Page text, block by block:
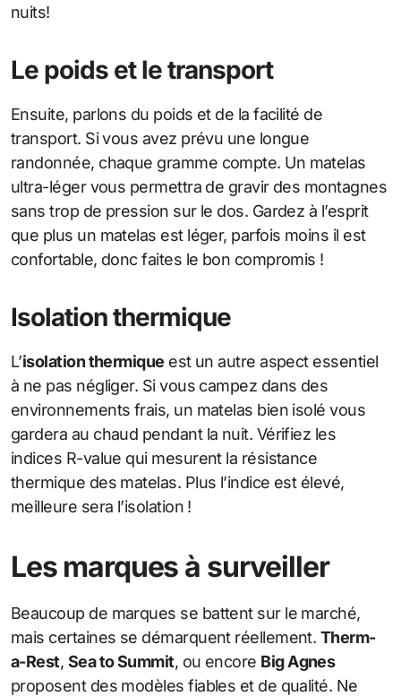
nuits!
Le poids et le transport
Ensuite, parlons du poids et de la facilité de
transport. Si vous avez prévu une longue
randonnée, chaque gramme compte. Un matelas
ultra-léger vous permettra de gravir des montagnes
sans trop de pression sur le dos. Gardez à l’esprit
que plus un matelas est léger, parfois moins il est
confortable, donc faites le bon compromis !
Isolation thermique
L’isolation thermique est un autre aspect essentiel
à ne pas négliger. Si vous campez dans des
environnements frais, un matelas bien isolé vous
gardera au chaud pendant la nuit. Vérifiez les
indices R-value qui mesurent la résistance
thermique des matelas. Plus l’indice est élevé,
meilleure sera l’isolation !
Les marques à surveiller
Beaucoup de marques se battent sur le marché,
mais certaines se démarquent réellement. Therm-
a-Rest, Sea to Summit, ou encore Big Agnes
proposent des modèles fiables et de qualité. Ne